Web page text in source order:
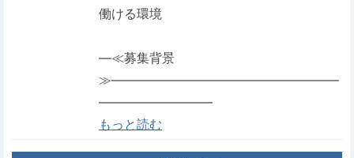
働ける環境
―≪募集背景
≫――――――――――――――――――
―――――――――
もっと読む